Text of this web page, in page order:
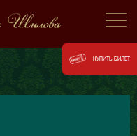
КУПИТЬ БИЛЕТ